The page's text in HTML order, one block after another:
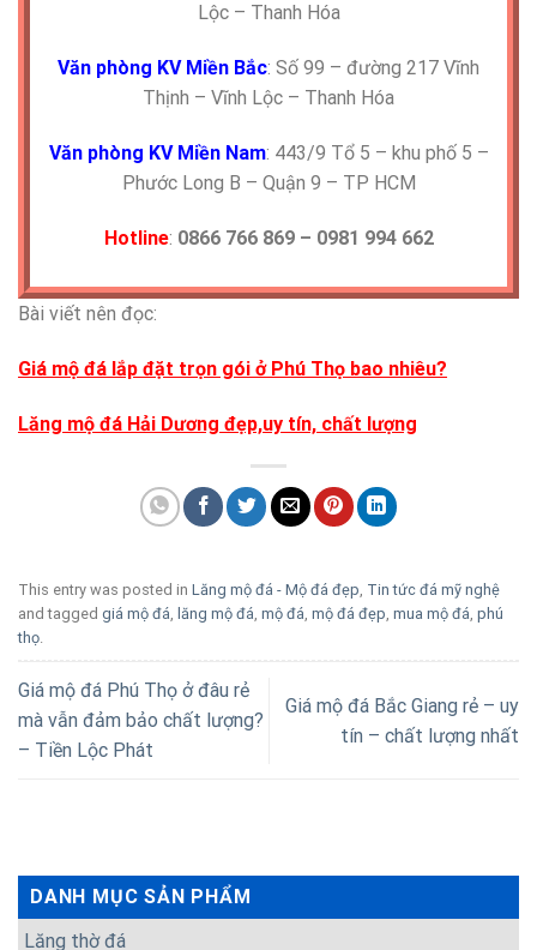
Lộc – Thanh Hóa
Văn phòng KV Miền Bắc: Số 99 – đường 217 Vĩnh
Thịnh – Vĩnh Lộc – Thanh Hóa
Văn phòng KV Miền Nam: 443/9 Tổ 5 – khu phố 5 –
Phước Long B – Quận 9 – TP HCM
Hotline: 0866 766 869 – 0981 994 662
Bài viết nên đọc:
Giá mộ đá lắp đặt trọn gói ở Phú Thọ bao nhiêu?
Lăng mộ đá Hải Dương đẹp,uy tín, chất lượng
This entry was posted in Lăng mộ đá - Mộ đá đẹp, Tin tức đá mỹ nghệ
and tagged giá mộ đá, lăng mộ đá, mộ đá, mộ đá đẹp, mua mộ đá, phú
thọ.
Giá mộ đá Phú Thọ ở đâu rẻ
mà vẫn đảm bảo chất lượng?
– Tiền Lộc Phát
Giá mộ đá Bắc Giang rẻ – uy
tín – chất lượng nhất
DANH MỤC SẢN PHẨM
Lăng thờ đá